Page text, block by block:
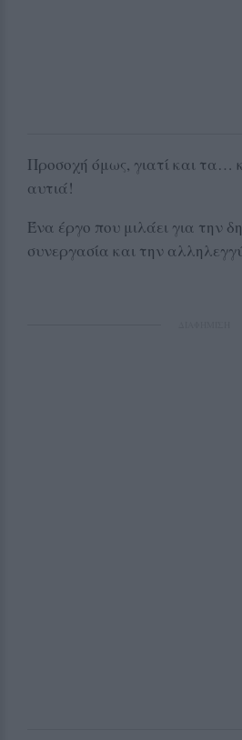
Προσοχή όμως, γιατί και τα…
αυτιά!
Ένα έργο που μιλάει για την
συνεργασία και την